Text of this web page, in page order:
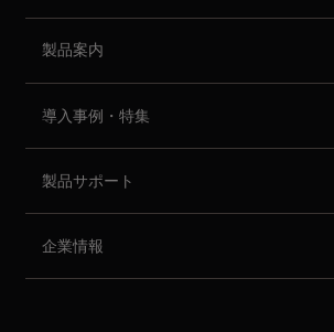
製品案内
導入事例・特集
製品サポート
企業情報